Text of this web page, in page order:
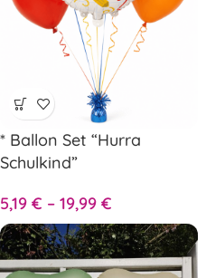
* Ballon Set “Hurra
Schulkind”
5,19 € – 19,99 €